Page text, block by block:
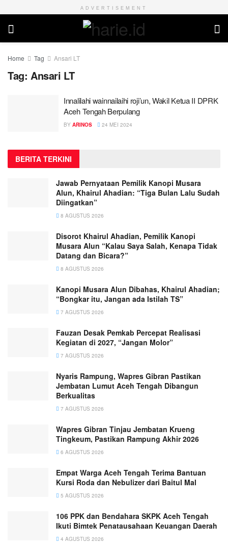
ADVERTISEMENT
Home Tag Ansari LT
Tag: Ansari LT
Innalilahi wainnailaihi roji’un, Wakil Ketua II DPRK
Aceh Tengah Berpulang
BY ARINOS 24 MEI 2024
BERITA TERKINI
Jawab Pernyataan Pemilik Kanopi Musara
Alun, Khairul Ahadian: “Tiga Bulan Lalu Sudah
Diingatkan”
8 AGUSTUS 2026
Disorot Khairul Ahadian, Pemilik Kanopi
Musara Alun “Kalau Saya Salah, Kenapa Tidak
Datang dan Bicara?”
8 AGUSTUS 2026
Kanopi Musara Alun Dibahas, Khairul Ahadian;
“Bongkar itu, Jangan ada Istilah TS”
7 AGUSTUS 2026
Fauzan Desak Pemkab Percepat Realisasi
Kegiatan di 2027, “Jangan Molor”
7 AGUSTUS 2026
Nyaris Rampung, Wapres Gibran Pastikan
Jembatan Lumut Aceh Tengah Dibangun
Berkualitas
7 AGUSTUS 2026
Wapres Gibran Tinjau Jembatan Krueng
Tingkeum, Pastikan Rampung Akhir 2026
6 AGUSTUS 2026
Empat Warga Aceh Tengah Terima Bantuan
Kursi Roda dan Nebulizer dari Baitul Mal
5 AGUSTUS 2026
106 PPK dan Bendahara SKPK Aceh Tengah
Ikuti Bimtek Penatausahaan Keuangan Daerah
4 AGUSTUS 2026